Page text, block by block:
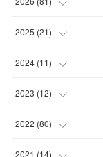
(12 )
(30 )
(23 )
(10
2025 (21)
(2
(9
(7
(3
2024 (11)
(1
(5
(5
2023 (12)
(5
(7
2022 (80)
(17 )
2021 (14)